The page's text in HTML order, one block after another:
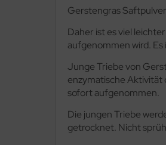
Gerstengras
Daher ist es viel
aufgenommen wird.
Junge Triebe von
enzymatische Aktivität
sofort aufgenommen.
Die jungen Triebe
getrocknet. Nicht